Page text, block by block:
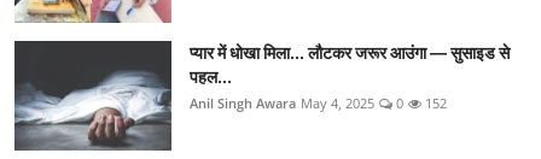
प्यार में धोखा मिला... लौटकर जरूर आउंगा — सुसाइड से
पहल...
Anil Singh Awara May 4, 2025 0 152